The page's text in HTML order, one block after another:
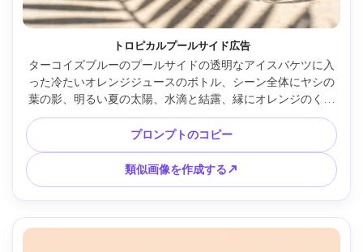
トロピカルプールサイド広告
ターコイズブルーのプールサイドの透明なアイスバケツに入
った冷たいオレンジジュースのボトル、シーン全体にヤシの
葉の影、明るい夏の太陽、水滴と結露、縁にオレンジのくさ
び、野心的な休暇の雰囲気、富士フイルム GFX 100S で撮
影、63mm レンズ、鮮明なディテール、鮮やかなカラーグレ
ーディング、フォトリアルな商業ライフスタイルショット、
テキストなし --ar 4:5
プロンプトのコピー
類似画像を作成する↗